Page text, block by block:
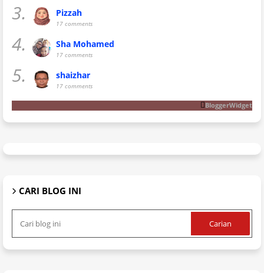
3. Pizzah
17 comments
4. Sha Mohamed
17 comments
5. shaizhar
17 comments
BloggerWidget
CARI BLOG INI